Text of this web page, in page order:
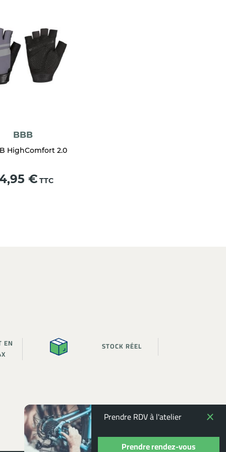
Prendre RDV à l'atelier
Prendre rendez-vous
BBB
HighComfort 2.0
€ TTC
EN
STOCK RÉEL